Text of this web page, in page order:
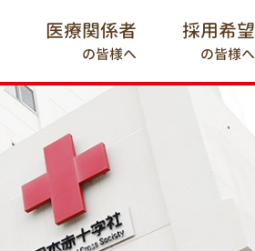
医療関係者
の皆様へ
採用希望
の皆様へ